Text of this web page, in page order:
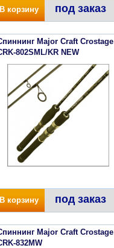
В корзину под заказ
Major Craft Crostage
802SML/KR NEW
В корзину под заказ
Major Craft Crostage
832MW